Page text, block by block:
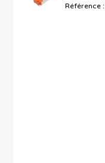
Référence :